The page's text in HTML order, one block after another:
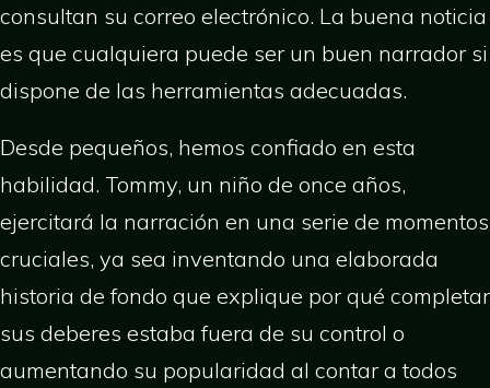
consultan su correo electrónico. La buena noticia
es que cualquiera puede ser un buen narrador si
dispone de las herramientas adecuadas.
Desde pequeños, hemos confiado en esta
habilidad. Tommy, un niño de once años,
ejercitará la narración en una serie de momentos
cruciales, ya sea inventando una elaborada
historia de fondo que explique por qué completar
sus deberes estaba fuera de su control o
aumentando su popularidad al contar a todos